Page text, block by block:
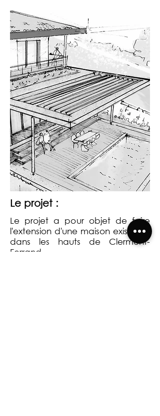
Le projet :
Le projet a pour objet de faire
l'extension d'une maison existante
dans les hauts de Clermont-
Ferrand.